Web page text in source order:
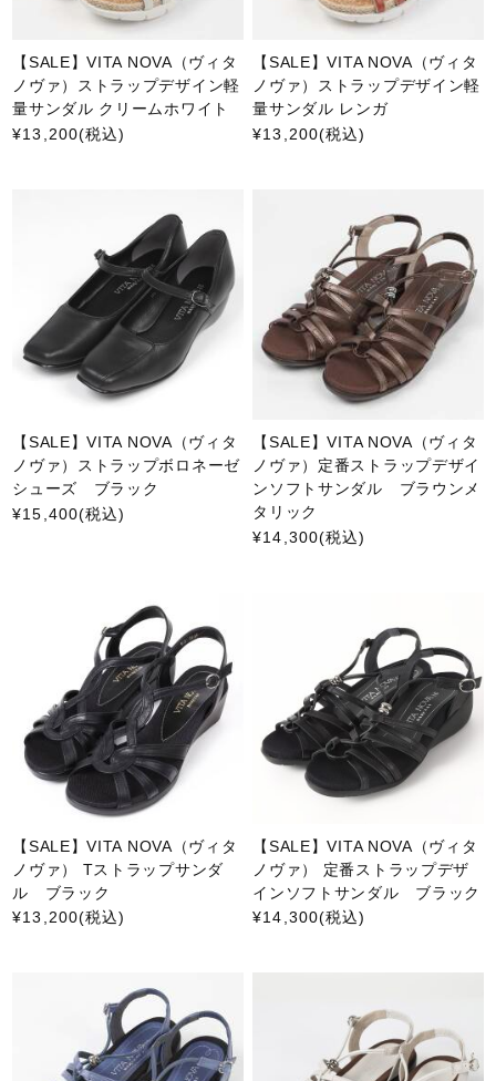
【SALE】VITA NOVA（ヴィタ
ノヴァ）ストラップデザイン軽
量サンダル クリームホワイト
¥13,200(税込)
【SALE】VITA NOVA（ヴィタ
ノヴァ）ストラップデザイン軽
量サンダル レンガ
¥13,200(税込)
【SALE】VITA NOVA（ヴィタ
ノヴァ）ストラップボロネーゼ
シューズ ブラック
¥15,400(税込)
【SALE】VITA NOVA（ヴィタ
ノヴァ）定番ストラップデザイ
ンソフトサンダル ブラウンメ
タリック
¥14,300(税込)
【SALE】VITA NOVA（ヴィタ
ノヴァ） Tストラップサンダ
ル ブラック
¥13,200(税込)
【SALE】VITA NOVA（ヴィタ
ノヴァ） 定番ストラップデザ
インソフトサンダル ブラック
¥14,300(税込)